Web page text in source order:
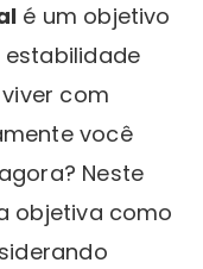
é um objetivo
com
você
Neste
objetiva como